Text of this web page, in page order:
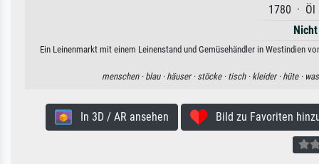
1780 · Öl
Ein Leinenmarkt mit einem Leinenstand und Gemüsehändler in Westindien
menschen · blau · häuser · stöcke · tisch · kleider · hüte ·
In 3D / AR ansehen Bild zu Favoriten